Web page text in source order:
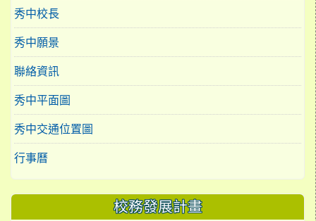
秀中校長
秀中願景
聯絡資訊
秀中平面圖
秀中交通位置圖
行事曆
校務發展計畫